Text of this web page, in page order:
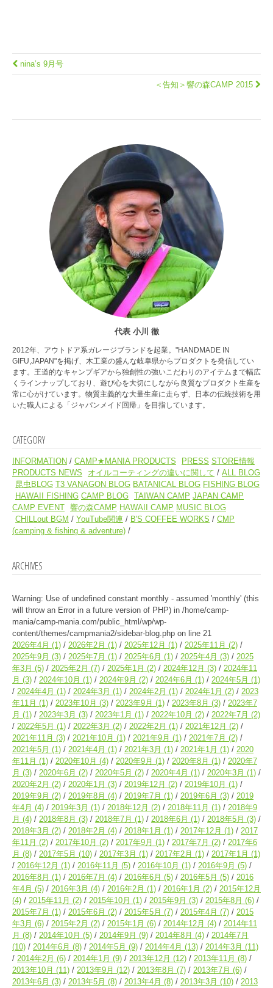
nina’s 9月号
＜告知＞響の森CAMP 2015
代表 小川 徹
2012年、アウトドア系ガレージブランドを起業。"HANDMADE IN
GIFU,JAPAN"を掲げ、木工業の盛んな岐阜県からプロダクトを発信してい
ます。王道的なキャンプギアから独創性の強いこだわりのアイテムまで幅広
くラインナップしており、遊び心を大切にしながら良質なプロダクト生産を
常に心がけています。物質主義的な大量生産に走らず、日本の伝統技術を用
いた職人による「ジャパンメイド回帰」を目指しています。
CATEGORY
INFORMATION CAMP★MANIA PRODUCTS PRESS STORE情報
PRODUCTS NEWS
オイルコーティングの違いに関して
ALL BLOG
昆虫BLOG T3 VANAGON BLOG BATANICAL BLOG FISHING BLOG
HAWAII FISHING CAMP BLOG TAIWAN CAMP JAPAN CAMP
CAMP EVENT 響の森CAMP HAWAII CAMP MUSIC BLOG
CHILLout BGM
YouTube関連 B'S COFFEE WORKS
CMP
(camping & fishing & adventure)
ARCHIVES
Warning: Use of undefined constant monthly - assumed 'monthly' (this
will throw an Error in a future version of PHP) in /home/camp-
mania/camp-mania.com/public_html/wp/wp-
content/themes/campmania2/sidebar-blog.php on line 21
2026年4月 (1) 2026年2月 (1) 2025年12月 (1) 2025年11月 (2)
2025年9月 (3) 2025年7月 (1) 2025年6月 (1) 2025年4月 (3)
2025
年3月 (5) 2025年2月 (7) 2025年1月 (2) 2024年12月 (3)
2024年11
月 (3) 2024年10月 (1) 2024年9月 (2) 2024年6月 (1) 2024年5月 (1)
2024年4月 (1) 2024年3月 (1) 2024年2月 (1) 2024年1月 (2)
2023
年11月 (1) 2023年10月 (3) 2023年9月 (1) 2023年8月 (3)
2023年7
月 (1) 2023年3月 (3) 2023年1月 (1) 2022年10月 (2) 2022年7月 (2)
2022年5月 (1) 2022年3月 (2) 2022年2月 (1) 2021年12月 (2)
2021年11月 (3) 2021年10月 (1) 2021年9月 (1) 2021年7月 (2)
2021年5月 (1) 2021年4月 (1) 2021年3月 (1) 2021年1月 (1)
2020
年11月 (1) 2020年10月 (4) 2020年9月 (1) 2020年8月 (1)
2020年7
月 (3) 2020年6月 (2) 2020年5月 (2) 2020年4月 (1) 2020年3月 (1)
2020年2月 (2) 2020年1月 (3) 2019年12月 (2) 2019年10月 (1)
2019年9月 (2) 2019年8月 (4) 2019年7月 (1) 2019年6月 (3)
2019
年4月 (4) 2019年3月 (1) 2018年12月 (2) 2018年11月 (1)
2018年9
月 (4) 2018年8月 (3) 2018年7月 (1) 2018年6月 (1) 2018年5月 (3)
2018年3月 (2) 2018年2月 (4) 2018年1月 (1) 2017年12月 (1)
2017
年11月 (2) 2017年10月 (2) 2017年9月 (1) 2017年7月 (2)
2017年6
月 (8) 2017年5月 (10) 2017年3月 (1) 2017年2月 (1) 2017年1月 (1)
2016年12月 (1) 2016年11月 (5) 2016年10月 (1) 2016年9月 (5)
2016年8月 (1) 2016年7月 (4) 2016年6月 (5) 2016年5月 (5)
2016
年4月 (5) 2016年3月 (4) 2016年2月 (1) 2016年1月 (2)
2015年12月
(4)
2015年11月 (2) 2015年10月 (1) 2015年9月 (3) 2015年8月 (6)
2015年7月 (1) 2015年6月 (2) 2015年5月 (7) 2015年4月 (7)
2015
年3月 (6) 2015年2月 (2) 2015年1月 (6) 2014年12月 (4)
2014年11
月 (8) 2014年10月 (5) 2014年9月 (9) 2014年8月 (4)
2014年7月
(10)
2014年6月 (8) 2014年5月 (9) 2014年4月 (13) 2014年3月 (11)
2014年2月 (6) 2014年1月 (9) 2013年12月 (12) 2013年11月 (8)
2013年10月 (11) 2013年9月 (12) 2013年8月 (7) 2013年7月 (6)
2013年6月 (3) 2013年5月 (8) 2013年4月 (8) 2013年3月 (10)
2013